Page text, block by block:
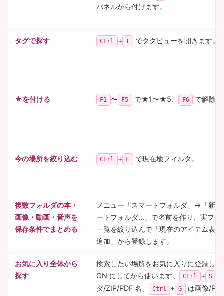
パネルから付けます。
タグで探す Ctrl + T でタグビューを開きます。
★を付ける F1 〜 F5 で★1〜★5、 F6 で解除。
今の場所を絞り込む Ctrl + F で現在地フィルタ。
複数フォルダの本・
画像・動画・音声を
保存条件でまとめる
メニュー「スマートフォルダ」→「新し
ートフォルダ…」で名前を作り、実フォ
一覧を絞り込んで「現在のアイテム表
追加」から登録します。
お気に入り全体から
探す
検索したい場所をお気に入りに登録し
ON にしてから使います。
Ctrl + S
ダ/ZIP/PDF 名、
Ctrl + G
は画像/